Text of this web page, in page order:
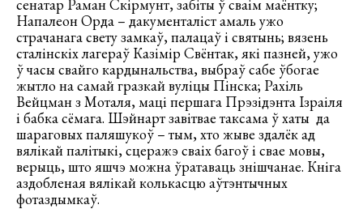
сенатар Раман Скірмунт, забіты ў сваім маёнтку;
Напалеон Орда – дакументаліст амаль ужо
страчанага свету замкаў, палацаў і святынь; вязень
сталінскіх лагераў Казімір Свёнтак, які пазней, ужо
ў часы свайго кардынальства, выбраў сабе ўбогае
жытло на самай гразкай вуліцы Пінска; Рахіль
Вейцман з Моталя, маці першага Прэзідэнта Ізраіля
і бабка сёмага. Шэйнарт завітвае таксама ў хаты да
шараговых паляшукоў – тым, хто жыве здалёк ад
вялікай палітыкі, сцеражэ сваіх багоў і свае мовы,
верыць, што яшчэ можна ўратаваць знішчанае. Кніга
аздобленая вялікай колькасцю аўтэнтычных
фотаздымкаў.